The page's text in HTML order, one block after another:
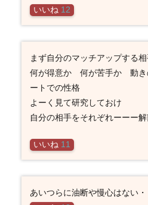
いいね 12
まず自分のマッチアップする
何が得意か 何が苦手か 動
ートでの性格
よーく見て研究しておけ
自分の相手をそれぞれーーー
いいね 11
あいつらに油断や慢心はない・